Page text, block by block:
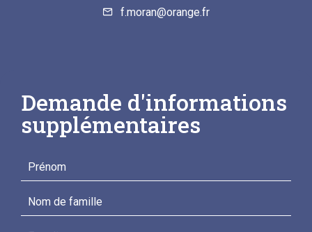
f.moran@orange.fr
Demande d'informations
supplémentaires